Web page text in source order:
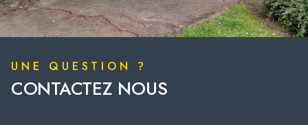
UNE QUESTION ?
CONTACTEZ NOUS